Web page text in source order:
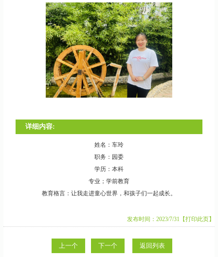
详细内容:
姓名：车玲
职务：园委
学历：本科
专业；学前教育
教育格言：让我走进童心世界，和孩子们一起成长。
发布时间：2023/7/31 【打印此页】
上一个 下一个 返回列表